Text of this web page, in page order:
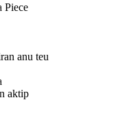
Piece
anu teu
aktip